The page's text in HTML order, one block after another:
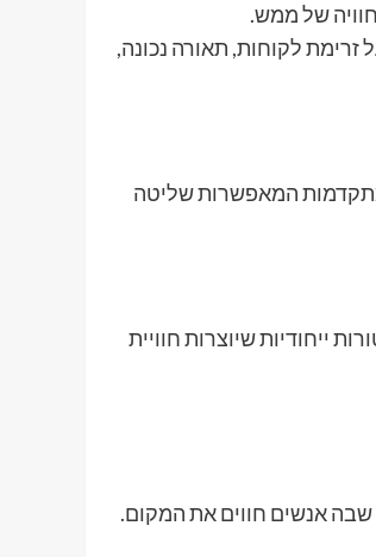
של ממש.
לקוחות, תאורה נכונה,
מתקדמות המאפשרות שליטה
ייחודיות שיוצרות חוויית
אנשים חווים את המקום.